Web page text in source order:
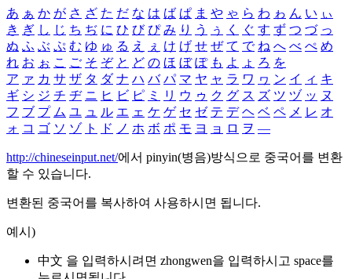
あ ぁ か が さ ざ た だ な は ば ぱ ま や ゃ ら わ ゎ ん い ぃ
き ぎ し じ ち ぢ に ひ び ぴ み り う ぅ く ぐ す ず つ づ っ
ぬ ふ ぶ ぷ む ゆ ゅ る え ぇ け げ せ ぜ て で ね へ べ ぺ め
れ お ぉ こ ご そ ぞ と ど の ほ ぼ ぽ も よ ょ ろ を
ア ァ カ サ ザ タ ダ ナ ハ バ パ マ ヤ ャ ラ ワ ヮ ン イ ィ キ
ギ シ ジ チ ヂ ニ ヒ ビ ピ ミ リ ウ ゥ ク グ ス ズ ツ ヅ ッ ヌ
フ ブ プ ム ユ ュ ル エ ェ ケ ゲ セ ゼ テ デ ヘ ベ ペ メ レ オ
ォ コ ゴ ソ ゾ ト ド ノ ホ ボ ポ モ ヨ ョ ロ ヲ ―
http://chineseinput.net/에서 pinyin(병음)방식으로 중국어를 변환
할 수 있습니다.
변환된 중국어를 복사하여 사용하시면 됩니다.
예시)
中文 을 입력하시려면 zhongwen을 입력하시고 space를